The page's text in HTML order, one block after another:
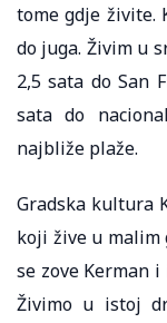
tome gdje
do juga. Živim u
2,5 sata do San
sata do
najbliže plaže.
Gradska kultura
koji žive u malim
se zove Kerman
Živimo u istoj